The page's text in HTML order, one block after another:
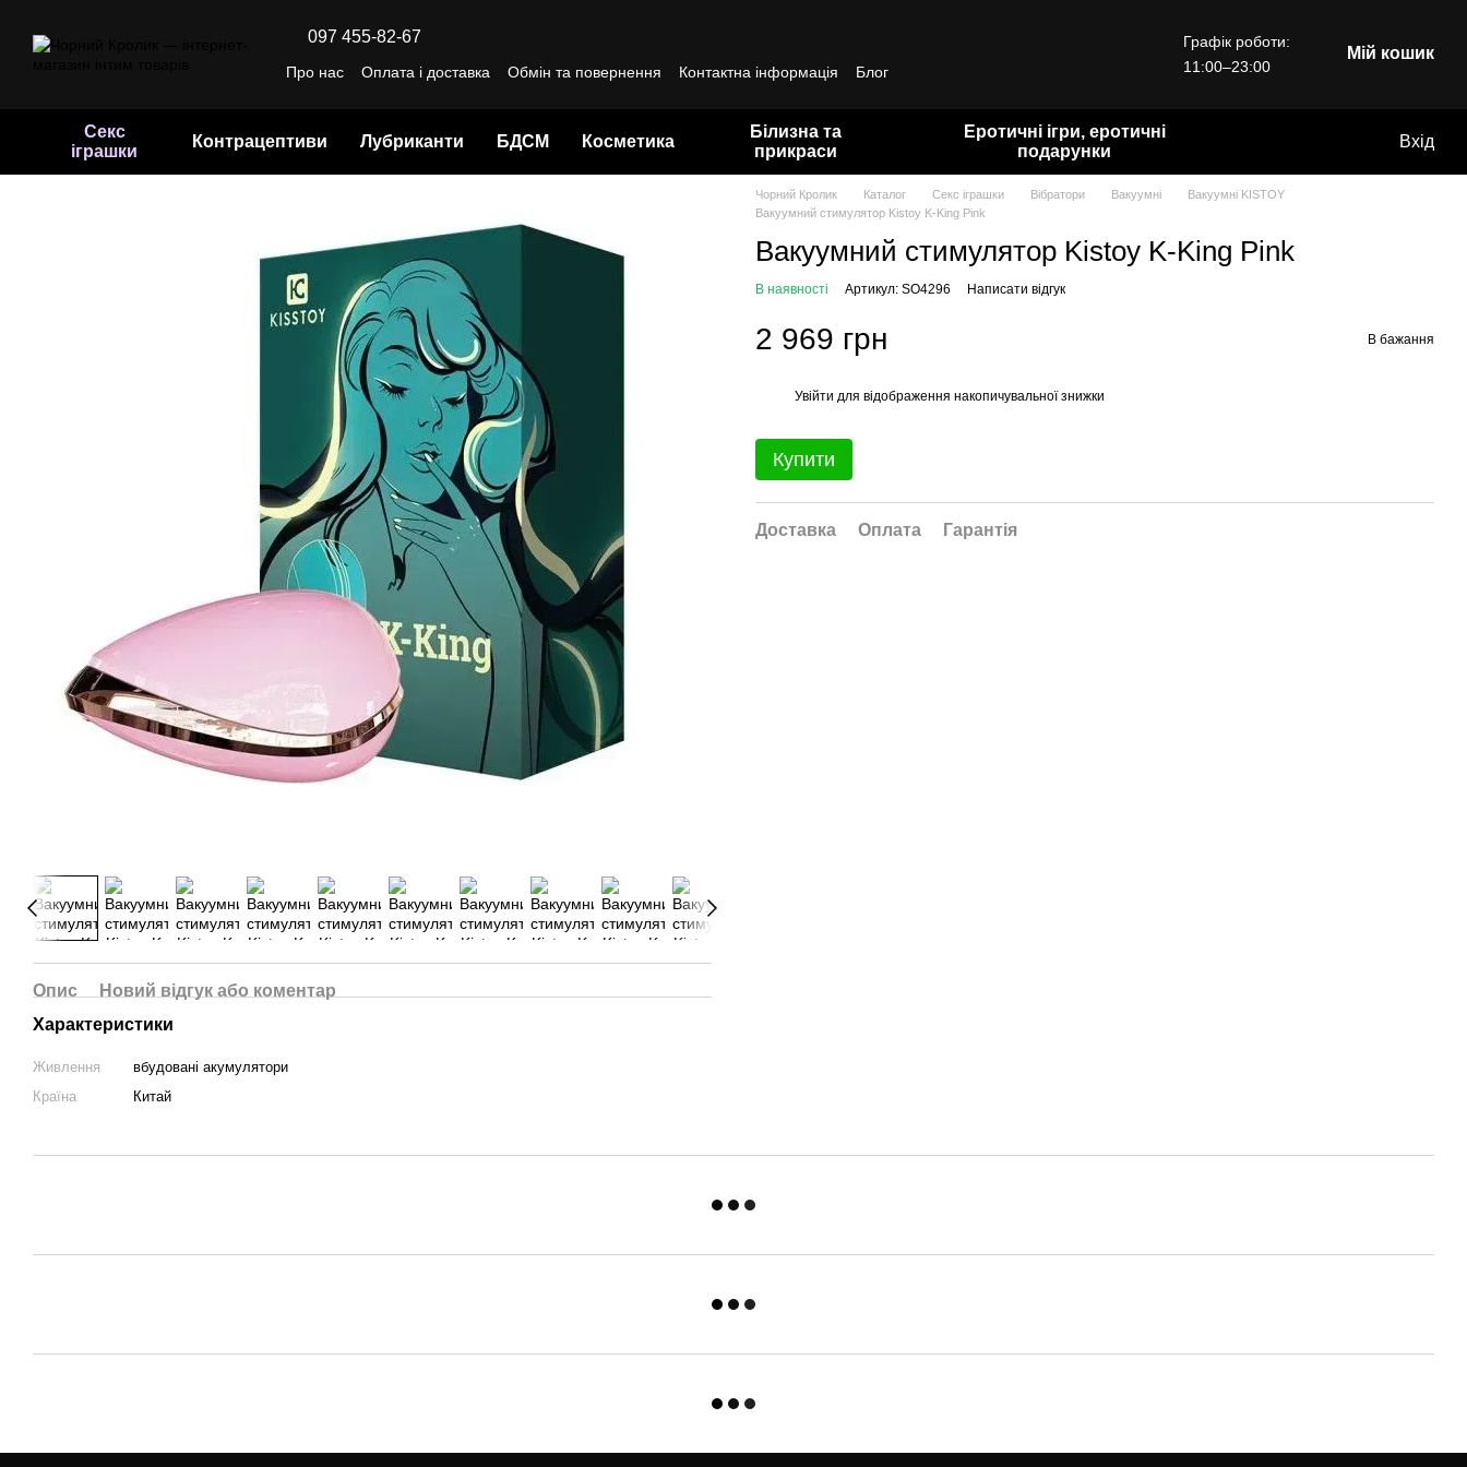
097 455-82-67
Про нас Оплата і доставка Обмін та повернення Контактна інформація
Блог
Графік роботи:
11:00–23:00
Мій кошик
Секс
іграшки
Контрацептиви Лубриканти БДСМ Косметика
Білизна та
прикраси
Еротичні ігри, еротичні
подарунки
Вхід
Опис
Новий відгук або коментар
Характеристики
Живлення
вбудовані акумулятори
Країна
Китай
Чорний Кролик Каталог Секс іграшки Вібратори Вакуумні
Вакуумні KISTOY
Вакуумний стимулятор Kistoy K-King Pink
Вакуумний стимулятор Kistoy K-King Pink
В наявності Артикул: SO4296 Написати відгук
2 969 грн В бажання
Увійти для відображення накопичувальної знижки
Купити
Доставка Оплата Гарантія